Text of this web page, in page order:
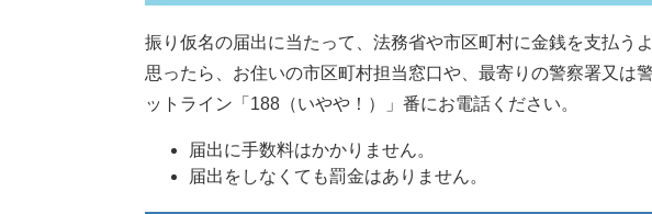
振り仮名の届出に当たって、法務省や市区町村に金銭を支払う
思ったら、お住いの市区町村担当窓口や、最寄りの警察署又は
ットライン「188（いやや！）」番にお電話ください。
届出に手数料はかかりません。
届出をしなくても罰金はありません。